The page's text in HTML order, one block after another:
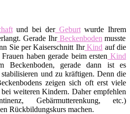
und bei derGeburtwurde Ihrem
Gerade IhrBeckenboden musste
Sie per Kaiserschnitt IhrKind auf die
haben gerade beim ersten Kind
Beckenboden, gerade dann ist es
und zu kräftigen. Denn die
zeigen sich oft erst viele
weiteren Kindern. Daher empfehlen
Gebärmutterenkung, etc.)
Rückbildungskurs machen.